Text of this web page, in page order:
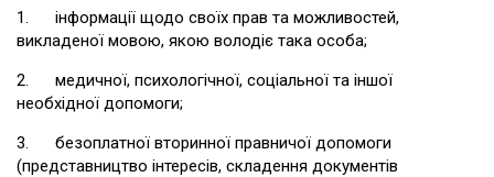
1. інформації щодо своїх прав та можливостей,
викладеної мовою, якою володіє така особа;
2. медичної, психологічної, соціальної та іншої
необхідної допомоги;
3. безоплатної вторинної правничої допомоги
(представництво інтересів, складення документів